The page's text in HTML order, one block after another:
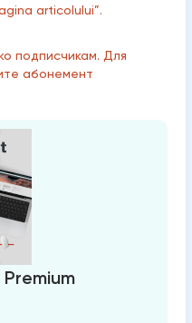
articolului”.
подписчикам. Для
абонемент